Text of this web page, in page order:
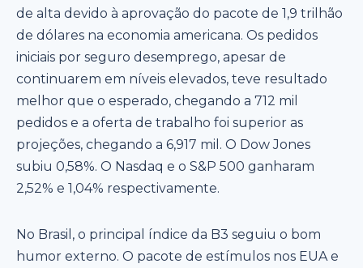
de alta devido à aprovação do pacote de 1,9 trilhão
de dólares na economia americana. Os pedidos
iniciais por seguro desemprego, apesar de
continuarem em níveis elevados, teve resultado
melhor que o esperado, chegando a 712 mil
pedidos e a oferta de trabalho foi superior as
projeções, chegando a 6,917 mil. O Dow Jones
subiu 0,58%. O Nasdaq e o S&P 500 ganharam
2,52% e 1,04% respectivamente.
No Brasil, o principal índice da B3 seguiu o bom
humor externo. O pacote de estímulos nos EUA e